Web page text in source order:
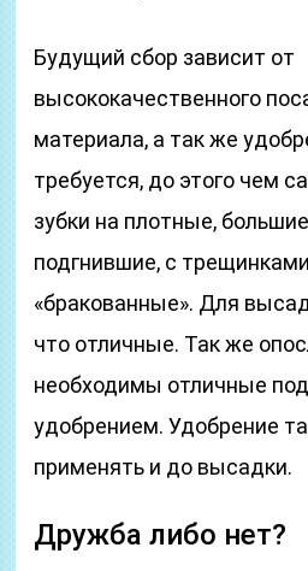
Будущий сбор зависит от
высококачественного
материала, а так же
требуется, до этого чем
зубки на плотные,
подгнившие, с
«бракованные». Для
что отличные. Так же
необходимы отличные
удобрением. Удобрение
применять и до высадки.
Дружба либо нет?